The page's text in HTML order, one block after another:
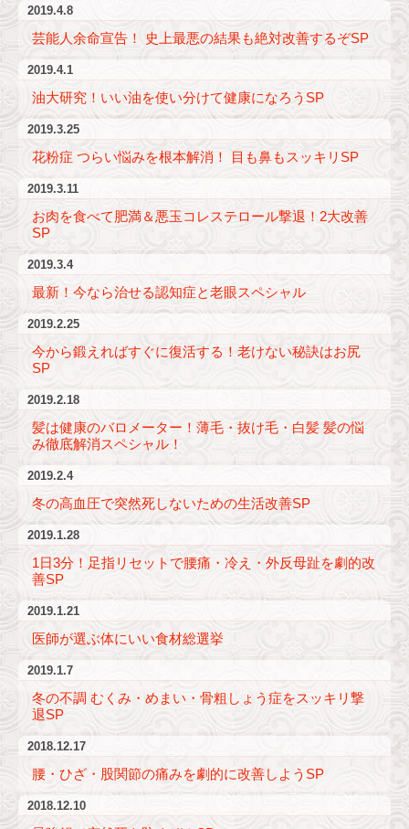
2019.4.8
芸能人余命宣告！ 史上最悪の結果も絶対改善するぞSP
2019.4.1
油大研究！いい油を使い分けて健康になろうSP
2019.3.25
花粉症 つらい悩みを根本解消！ 目も鼻もスッキリSP
2019.3.11
お肉を食べて肥満＆悪玉コレステロール撃退！2大改善
SP
2019.3.4
最新！今なら治せる認知症と老眼スペシャル
2019.2.25
今から鍛えればすぐに復活する！老けない秘訣はお尻
SP
2019.2.18
髪は健康のバロメーター！薄毛・抜け毛・白髪 髪の悩
み徹底解消スペシャル！
2019.2.4
冬の高血圧で突然死しないための生活改善SP
2019.1.28
1日3分！足指リセットで腰痛・冷え・外反母趾を劇的改
善SP
2019.1.21
医師が選ぶ体にいい食材総選挙
2019.1.7
冬の不調 むくみ・めまい・骨粗しょう症をスッキリ撃
退SP
2018.12.17
腰・ひざ・股関節の痛みを劇的に改善しようSP
2018.12.10